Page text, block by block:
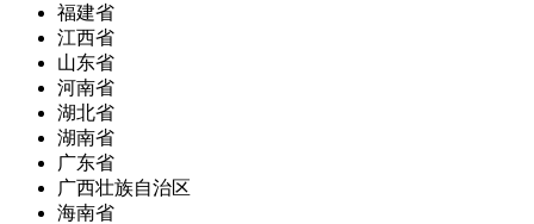
福建省
江西省
山东省
河南省
湖北省
湖南省
广东省
广西壮族自治区
海南省